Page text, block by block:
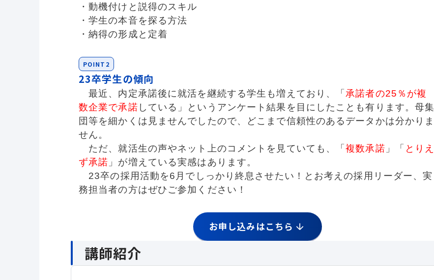
・動機付けと説得のスキル
・学生の本音を探る方法
・納得の形成と定着
POINT2
23卒学生の傾向
最近、内定承諾後に就活を継続する学生も増えており、「承諾者の25％が複
数企業で承諾 している」というアンケート結果を目にしたことも有ります。母集
団等を細かくは見ませんでしたので、どこまで信頼性のあるデータかは分かりま
せん。
ただ、就活生の声やネット上のコメントを見ていても、「複数承諾 」「 とりえ
ず承諾 」が増えている実感はあります。
23卒の採用活動を6月でしっかり終息させたい！とお考えの採用リーダー、実
務担当者の方はぜひご参加ください！
お申し込みはこちら
講師紹介